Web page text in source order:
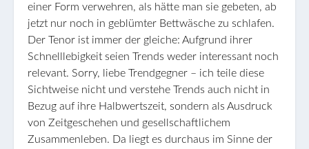
einer Form verwehren, als hätte man sie gebeten, ab
jetzt nur noch in geblümter Bettwäsche zu schlafen.
Der Tenor ist immer der gleiche: Aufgrund ihrer
Schnelllebigkeit seien Trends weder interessant noch
relevant. Sorry, liebe Trendgegner – ich teile diese
Sichtweise nicht und verstehe Trends auch nicht in
Bezug auf ihre Halbwertszeit, sondern als Ausdruck
von Zeitgeschehen und gesellschaftlichem
Zusammenleben. Da liegt es durchaus im Sinne der